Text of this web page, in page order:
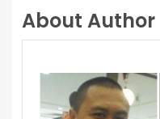
About Author